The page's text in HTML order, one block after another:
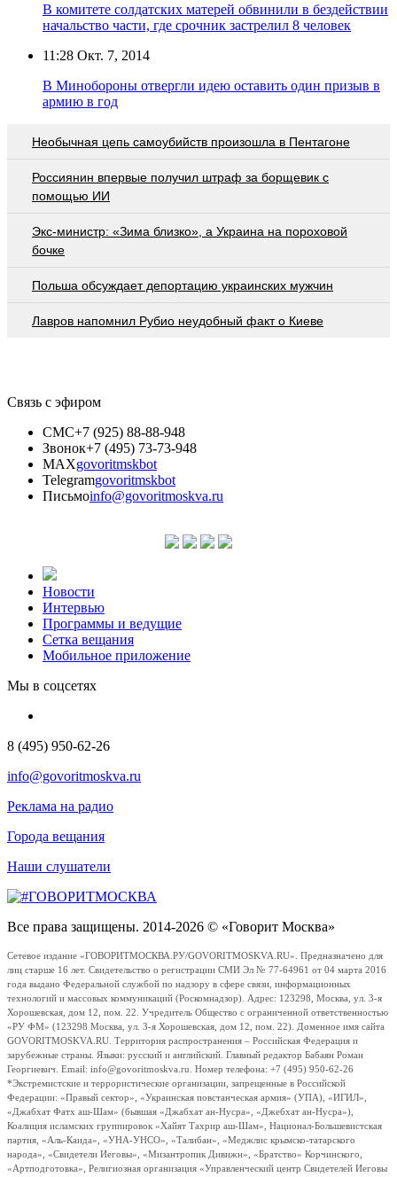
В комитете солдатских матерей обвинили в бездействии
начальство части, где срочник застрелил 8 человек
11:28 Окт. 7, 2014
В Минобороны отвергли идею оставить один призыв в
армию в год
Необычная цепь самоубийств произошла в Пентагоне
Россиянин впервые получил штраф за борщевик с
помощью ИИ
Экс-министр: «Зима близко», а Украина на пороховой
бочке
Польша обсуждает депортацию украинских мужчин
Лавров напомнил Рубио неудобный факт о Киеве
Связь с эфиром
СМС+7 (925) 88-88-948
Звонок+7 (495) 73-73-948
MAXgovoritmskbot
Telegramgovoritmskbot
Письмоinfo@govoritmoskva.ru
Новости
Интервью
Программы и ведущие
Сетка вещания
Мобильное приложение
Мы в соцсетях
8 (495) 950-62-26
info@govoritmoskva.ru
Реклама на радио
Города вещания
Наши слушатели
Все права защищены. 2014-2026 © «Говорит Москва»
Сетевое издание «ГОВОРИТМОСКВА.РУ/GOVORITMOSKVA.RU». Предназначено для
лиц старше 16 лет. Свидетельство о регистрации СМИ Эл № 77-64961 от 04 марта 2016
года выдано Федеральной службой по надзору в сфере связи, информационных
технологий и массовых коммуникаций (Роскомнадзор). Адрес: 123298, Москва, ул. 3-я
Хорошевская, дом 12, пом. 22. Учредитель Общество с ограниченной ответственностью
«РУ ФМ» (123298 Москва, ул. 3-я Хорошевская, дом 12, пом. 22). Доменное имя сайта
GOVORITMOSKVA.RU. Территория распространения – Российская Федерация и
зарубежные страны. Языки: русский и английский. Главный редактор Бабаян Роман
Георгиевич. Email: info@govoritmoskva.ru. Номер телефона: +7 (495) 950-62-26
*Экстремистские и террористические организации, запрещенные в Российской
Федерации: «Правый сектор», «Украинская повстанческая армия» (УПА), «ИГИЛ»,
«Джабхат Фатх аш-Шам» (бывшая «Джабхат ан-Нусра», «Джебхат ан-Нусра»),
Коалиция исламских группировок «Хайят Тахрир аш-Шам», Национал-Большевистская
партия, «Аль-Каида», «УНА-УНСО», «Талибан», «Меджлис крымско-татарского
народа», «Свидетели Иеговы», «Мизантропик Дивижн», «Братство» Корчинского,
«Артподготовка», Религиозная организация «Управленческий центр Свидетелей Иеговы